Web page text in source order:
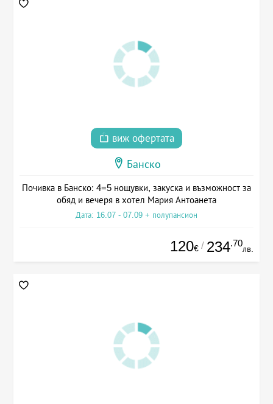
виж офертата
Банско
Почивка в Банско: 4=5 нощувки, закуска и възможност за
обяд и вечеря в хотел Мария Антоанета
Дата: 16.07 - 07.09 + полупансион
120€ / 234.70
лв.